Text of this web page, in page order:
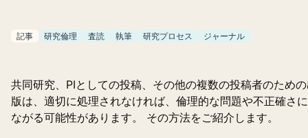
記事 研究倫理 査読 執筆 研究プロセス ジャーナル
共同研究、PIとしての投稿、その他の複数の投稿者のため
版は、適切に処理されなければ、倫理的な問題や不正確さ
ながる可能性があります。 その方法をご紹介します。